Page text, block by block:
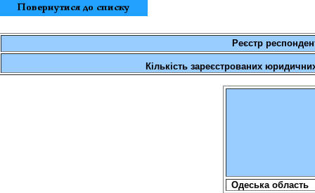
Реєстр
Кількість зареєстрованих
Одеська область